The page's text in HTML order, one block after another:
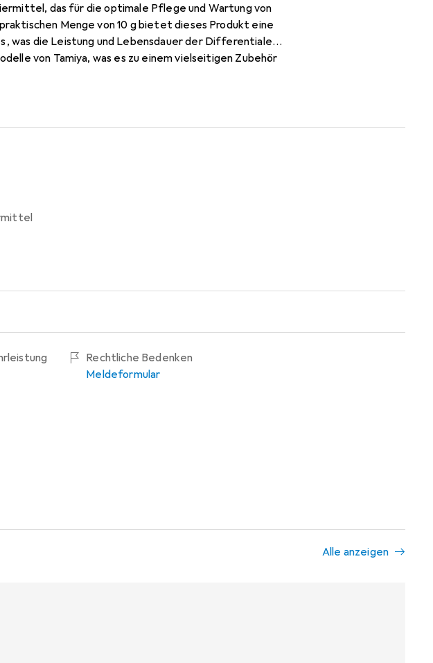
das für die optimale Pflege und Wartung von
Menge von 10 g bietet dieses Produkt eine
was die Leistung und Lebensdauer der Differentiale
von Tamiya, was es zu einem vielseitigen Zubehör
Kontrolle führt. Dieses Produkt ist nicht für Kinder
optimieren möchten.
Rechtliche Bedenken
Meldeformular
Alle anzeigen